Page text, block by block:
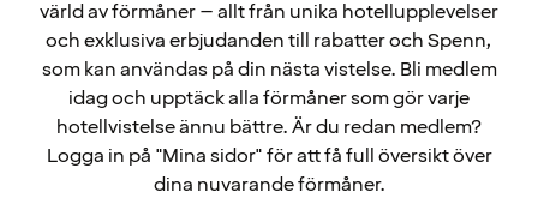
värld av förmåner – allt från unika hotellupplevelser
och exklusiva erbjudanden till rabatter och Spenn,
som kan användas på din nästa vistelse. Bli medlem
idag och upptäck alla förmåner som gör varje
hotellvistelse ännu bättre. Är du redan medlem?
Logga in på "Mina sidor" för att få full översikt över
dina nuvarande förmåner.